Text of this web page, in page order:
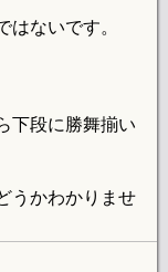
ないです。
下段に勝舞揃い
うかわかりませ